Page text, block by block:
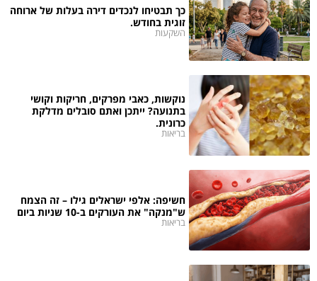
כך תבטיחו לנכדים דירה בעלות של ארוחה
זוגית בחודש.
השקעות
נוקשות, כאבי מפרקים, חריקות וקושי
בתנועה? ייתכן ואתם סובלים מדלקת
כרונית.
בריאות
חשיפה: אלפי ישראלים גילו – זה הצמח
ש"מנקה" את העורקים ב-10 שניות ביום
בריאות